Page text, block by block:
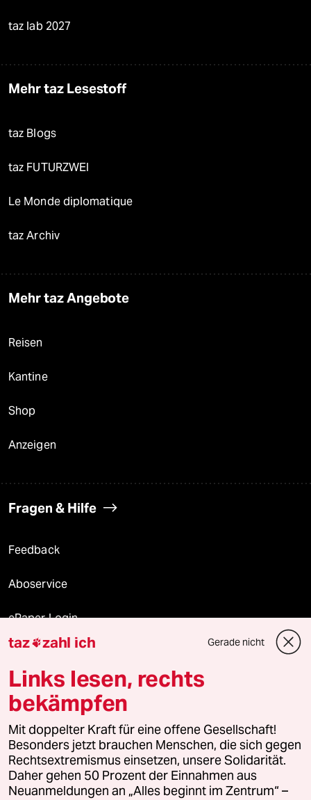
taz lab 2027
Mehr taz Lesestoff
taz Blogs
taz FUTURZWEI
Le Monde diplomatique
taz Archiv
Mehr taz Angebote
Reisen
Kantine
Shop
Anzeigen
Fragen & Hilfe
Feedback
Aboservice
ePaper Login
Downloads für Abonnierende
© 2026 taz Verlags und Vertriebs GmbH
Alle Rechte vorbehalten. Bei rechtlichen Fragen oder für Genehmigungen
wenden Sie sich bitte an
lizenzen@taz.de
Feedback Redaktionsstatut Kommune-Richtlinien
taz zahl ich Gerade nicht
Links lesen, rechts
bekämpfen
Mit doppelter Kraft für eine offene Gesellschaft!
Besonders jetzt brauchen Menschen, die sich gegen
Rechtsextremismus einsetzen, unsere Solidarität.
Daher gehen 50 Prozent der Einnahmen aus
Neuanmeldungen an „Alles beginnt im Zentrum“ –